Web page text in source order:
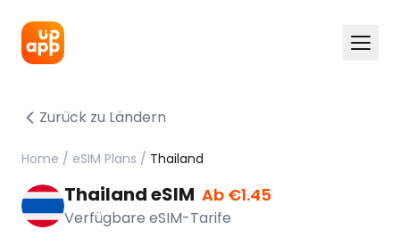
Zurück zu Ländern
Home / eSIM Plans / Thailand
Thailand eSIM Ab €1.45
Verfügbare eSIM-Tarife